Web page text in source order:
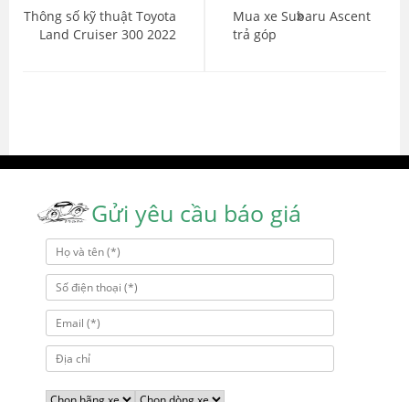
hướng
Thông số kỹ thuật Toyota
Land Cruiser 300 2022
Mua xe Subaru Ascent
trả góp
Gửi yêu cầu báo giá